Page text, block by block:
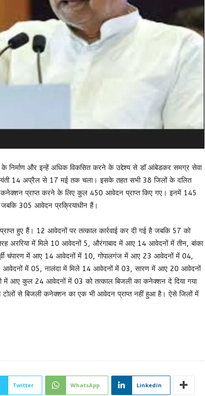
निर्माण और इन्हें अधिक विकसित करने के उद्देश्य से डॉ आंबेडकर समग्र सेवा
जयंती 14 अप्रैल से 17 मई तक चला। इसके तहत सभी 38 जिलों के दलित
कनेक्शन प्राप्त करने के लिए कुल 450 आवेदन प्राप्त किए गए। इनमें 145
305 आवेदन प्रक्रियाधीन हैं।
हुए हैं। 12 आवेदनों पर तत्काल कार्रवाई कर दी गई है जबकि 57 को
अररिया में मिले 10 आवेदनों 5, औरंगाबाद में आए 14 आवेदनों में तीन, बांका
चंपारण में आए 14 आवेदनों में 10, गोपालगंज में आए 23 आवेदनों में 04,
में 05, नालंदा में मिले 14 आवेदनों में 03, सारण में आए 20 आवेदनों
आए कुल 24 आवेदनों में 03 को तत्काल बिजली का कनेक्शन दे दिया गया
से बिजली कनेक्शन का एक भी आवेदन प्राप्त नहीं हुआ है। ऐसे जिलों में
Twitter WhatsApp Linkedin